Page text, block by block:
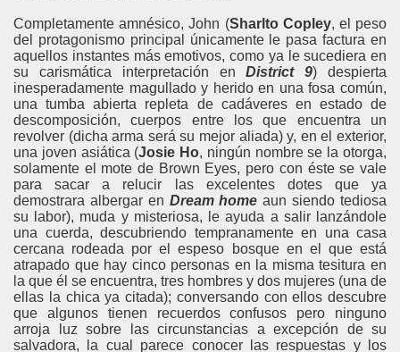
Completamente amnésico, John (Sharlto Copley, el peso
del protagonismo principal únicamente le pasa factura en
aquellos instantes más emotivos, como ya le sucediera en
su carismática interpretación enDistrict 9) despierta
inesperadamente magullado y herido en una fosa común,
una tumba abierta repleta de cadáveres en estado de
descomposición, cuerpos entre los que encuentra un
revolver (dicha arma será su mejor aliada) y, en el exterior,
una joven asiática (Josie Ho, ningún nombre se la otorga,
solamente el mote de Brown Eyes, pero con éste se vale
para sacar a relucir las excelentes dotes que ya
demostrara albergar en Dream homeaun siendo tediosa
su labor), muda y misteriosa, le ayuda a salir lanzándole
una cuerda, descubriendo tempranamente en una casa
cercana rodeada por el espeso bosque en el que está
atrapado que hay cinco personas en la misma tesitura en
la que él se encuentra, tres hombres y dos mujeres (una de
ellas la chica ya citada); conversando con ellos descubre
que algunos tienen recuerdos confusos pero ninguno
arroja luz sobre las circunstancias a excepción de su
salvadora, la cual parece conocer las respuestas y los